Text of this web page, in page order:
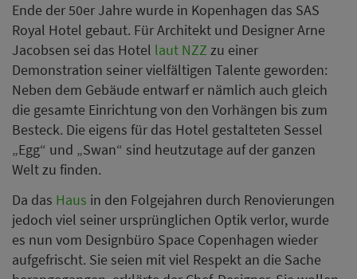
Ende der 50er Jahre wurde in Kopenhagen das SAS
Royal Hotel gebaut. Für Architekt und Designer Arne
Jacobsen sei das Hotel laut NZZ zu einer
Demonstration seiner vielfältigen Talente geworden:
Neben dem Gebäude entwarf er nämlich auch gleich
die gesamte Einrichtung von den Vorhängen bis zum
Besteck. Die eigens für das Hotel gestalteten Sessel
„Egg“ und „Swan“ sind heutzutage auf der ganzen
Welt zu finden.
Da das Haus in den Folgejahren durch Renovierungen
jedoch viel seiner ursprünglichen Optik verlor, wurde
es nun vom Designbüro Space Copenhagen wieder
aufgefrischt. Sie seien mit viel Respekt an die Sache